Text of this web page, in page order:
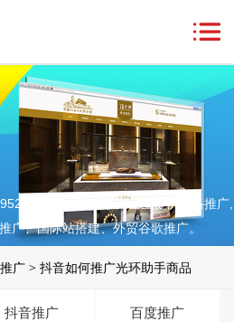
】致力于为企业提供网络推广,
广、国际站搭建、外贸谷歌推广。
广 > 抖音如何推广光环助手商品
抖音推广 百度推广